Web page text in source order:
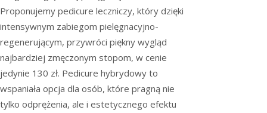
Proponujemy pedicure leczniczy, który dzięki
intensywnym zabiegom pielęgnacyjno-
regenerującym, przywróci piękny wygląd
najbardziej zmęczonym stopom, w cenie
jedynie 130 zł. Pedicure hybrydowy to
wspaniała opcja dla osób, które pragną nie
tylko odprężenia, ale i estetycznego efektu